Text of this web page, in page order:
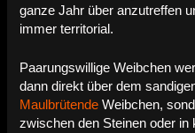
ganze Jahr über anzutreffen
immer territorial.
Paarungswillige Weibchen
dann direkt über dem
Maulbrütende Weibchen,
zwischen den Steinen oder in